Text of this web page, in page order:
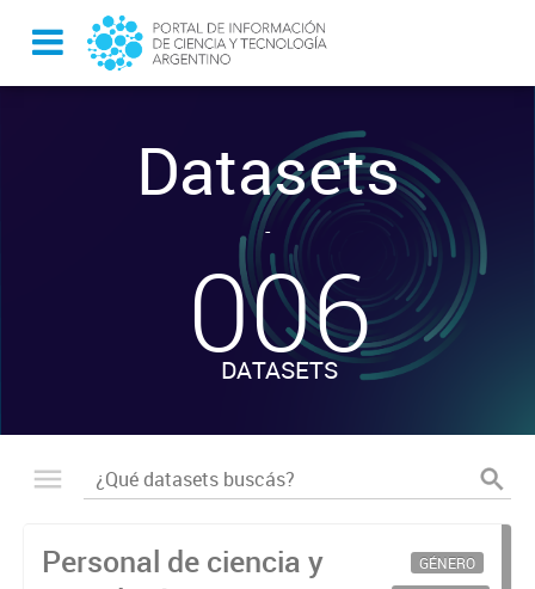
Datasets
-
006
DATASETS
Personal de ciencia y
GÉNERO